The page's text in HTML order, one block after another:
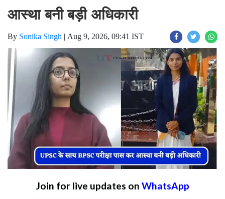
आस्था बनी बड़ी अधिकारी
By Sonika Singh Aug 9, 2026, 09:41 IST
Join for live updates on WhatsApp